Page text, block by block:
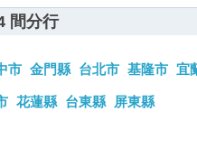
間分行
市 金門縣 台北市 基隆市 宜
花蓮縣 台東縣 屏東縣